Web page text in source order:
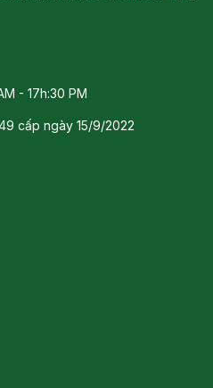
- 17h:30 PM
cấp ngày 15/9/2022